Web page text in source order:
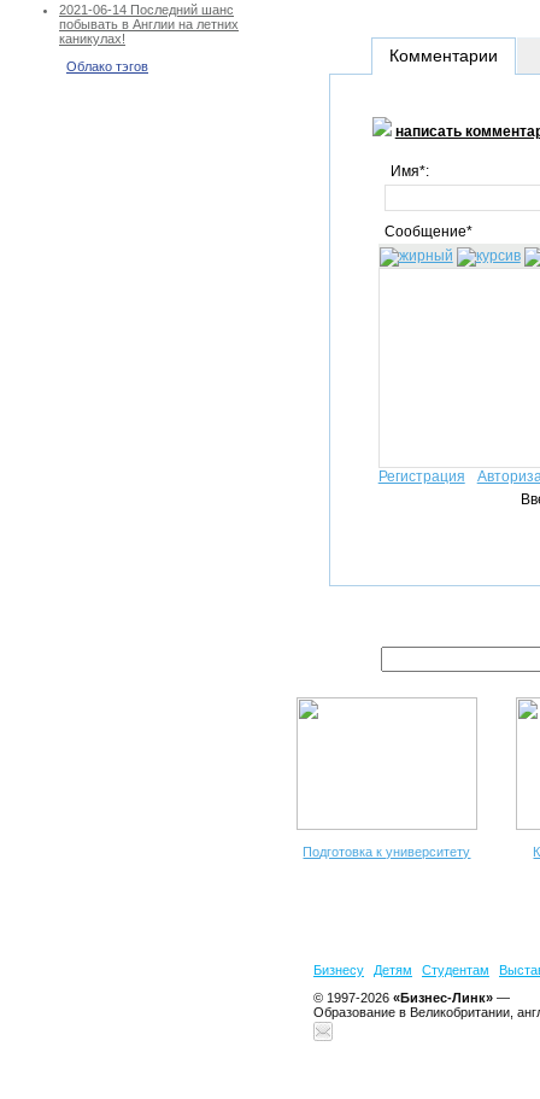
2021-06-14 Последний шанс
побывать в Англии на летних
каникулах!
Облако тэгов
Комментарии
написать
Имя*:
Сообщение*
Регистрация
Подготовка к университету
Бизнесу Детям Студентам
© 1997-2026 «Бизнес-Линк» —
Образование в Великобритании,